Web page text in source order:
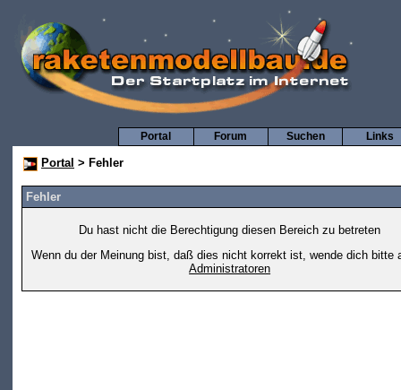
Links
Suchen
Forum
Portal
Portal > Fehler
Fehler
Du hast nicht die Berechtigung diesen Bereich zu betreten
Wenn du der Meinung bist, daß dies nicht korrekt ist, wende dich bitte
Administratoren